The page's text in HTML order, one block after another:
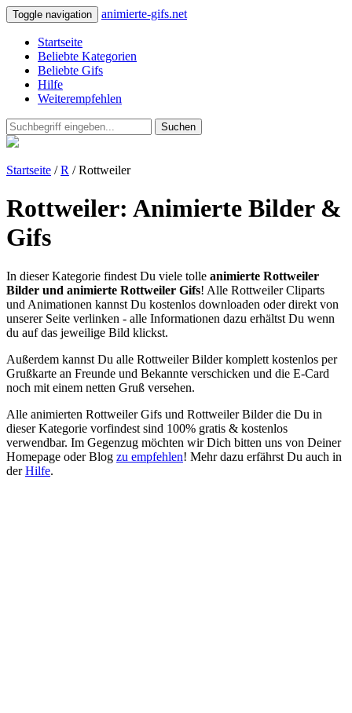
Toggle navigation animierte-gifs.net
Startseite
Beliebte Kategorien
Beliebte Gifs
Hilfe
Weiterempfehlen
Suchen
Startseite /R / Rottweiler
Rottweiler: Animierte Bilder &
Gifs
In dieser Kategorie findest Du viele tolle animierte Rottweiler
Bilder und animierte Rottweiler Gifs! Alle Rottweiler Cliparts
und Animationen kannst Du kostenlos downloaden oder direkt von
unserer Seite verlinken - alle Informationen dazu erhältst Du wenn
du auf das jeweilige Bild klickst.
Außerdem kannst Du alle Rottweiler Bilder komplett kostenlos per
Grußkarte an Freunde und Bekannte verschicken und die E-Card
noch mit einem netten Gruß versehen.
Alle animierten Rottweiler Gifs und Rottweiler Bilder die Du in
dieser Kategorie vorfindest sind 100% gratis & kostenlos
verwendbar. Im Gegenzug möchten wir Dich bitten uns von Deiner
Homepage oder Blog zu empfehlen! Mehr dazu erfährst Du auch in
derHilfe.